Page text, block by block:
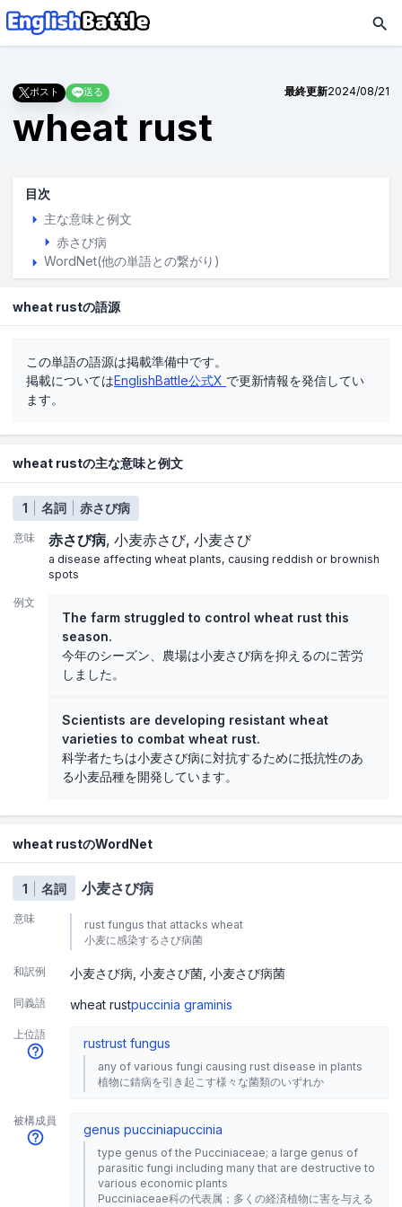
ポスト 送る 最終更新2024/08/21
wheat rust
目次
主な意味と例文
赤さび病
WordNet(他の単語との繋がり)
wheat rustの語源
この単語の語源は掲載準備中です。
掲載についてはEnglishBattle公式X で更新情報を発信してい
ます。
wheat rustの主な意味と例文
1 名詞 赤さび病
意味 赤さび病 小麦赤さび 小麦さび
a disease affecting wheat plants, causing reddish or brownish
spots
例文
The farm struggled to control wheat rust this
season.
今年のシーズン、農場は小麦さび病を抑えるのに苦労
しました。
Scientists are developing resistant wheat
varieties to combat wheat rust.
科学者たちは小麦さび病に対抗するために抵抗性のあ
る小麦品種を開発しています。
wheat rustのWordNet
1 名詞 小麦さび病
意味
rust fungus that attacks wheat
小麦に感染するさび病菌
和訳例 小麦さび病 小麦さび菌 小麦さび病菌
同義語 wheat rustpuccinia graminis
上位語
rustrust fungus
any of various fungi causing rust disease in plants
植物に錆病を引き起こす様々な菌類のいずれか
被構成員
genus pucciniapuccinia
type genus of the Pucciniaceae; a large genus of
parasitic fungi including many that are destructive to
various economic plants
Pucciniaceae科の代表属；多くの経済植物に害を与える